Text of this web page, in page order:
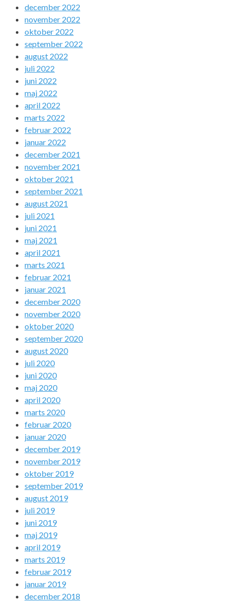
december 2022
november 2022
oktober 2022
september 2022
august 2022
juli 2022
juni 2022
maj 2022
april 2022
marts 2022
februar 2022
januar 2022
december 2021
november 2021
oktober 2021
september 2021
august 2021
juli 2021
juni 2021
maj 2021
april 2021
marts 2021
februar 2021
januar 2021
december 2020
november 2020
oktober 2020
september 2020
august 2020
juli 2020
juni 2020
maj 2020
april 2020
marts 2020
februar 2020
januar 2020
december 2019
november 2019
oktober 2019
september 2019
august 2019
juli 2019
juni 2019
maj 2019
april 2019
marts 2019
februar 2019
januar 2019
december 2018